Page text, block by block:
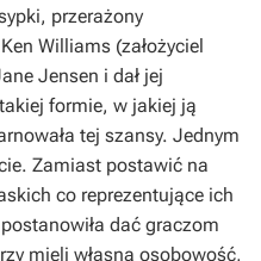
przerażony
Williams (założyciel
Jensen i dał jej
formie, w jakiej ją
tej szansy. Jednym
Zamiast postawić na
co reprezentujące ich
dać graczom
mieli własną osobowość,